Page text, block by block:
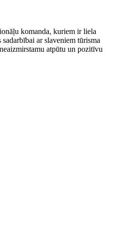
komanda, kuriem ir liela
ar slaveniem tūrisma
atpūtu un pozitīvu